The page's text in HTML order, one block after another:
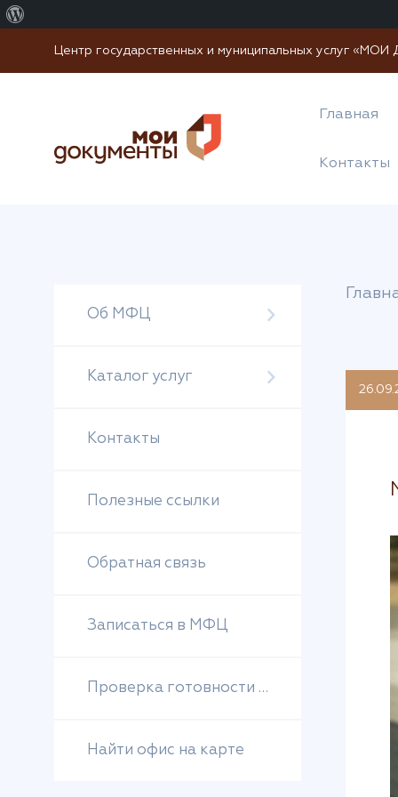
Центр государственных и муниципальных услуг
Главная
Контакты
Об МФЦ
Каталог услуг
Контакты
Полезные ссылки
Обратная связь
Записаться в МФЦ
Проверка готовности документов
Найти офис на карте